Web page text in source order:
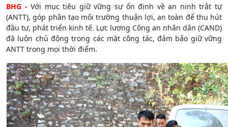
BHG -Với mục tiêu giữ vững sự ổn định về an ninh trật tự
(ANTT), góp phần tạo môi trường thuận lợi, an toàn để thu hút
đầu tư, phát triển kinh tế. Lực lượng Công an nhân dân (CAND)
đã luôn chủ động trong các mặt công tác, đảm bảo giữ vững
ANTT trong mọi thời điểm.